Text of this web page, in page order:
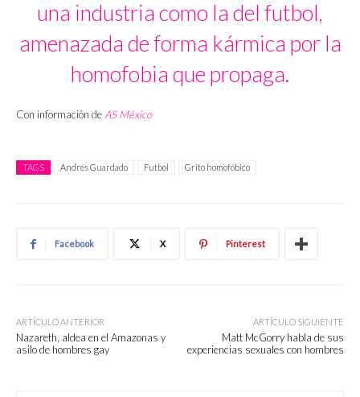
una industria como la del futbol,
amenazada de forma kármica por la
homofobia que propaga.
Con información deAS México
TAGS Andrés Guardado Futbol Grito homofóbico
Facebook X Pinterest
ARTÍCULO ANTERIOR
Nazareth, aldea en el Amazonas y
asilo de hombres gay
ARTÍCULO SIGUIENTE
Matt McGorry habla de sus
experiencias sexuales con hombres